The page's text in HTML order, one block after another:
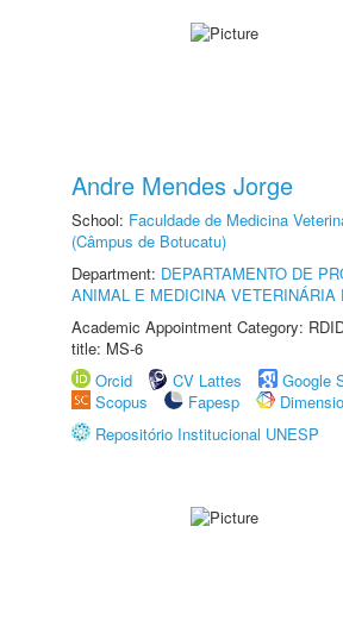
Andre Mendes Jorge
School: Faculdade de Medicina
(Câmpus de Botucatu)
Department: DEPARTAMENTO DE
ANIMAL E MEDICINA VETERINÁRIA
Academic Appointment Category:
title: MS-6
Orcid
CV Lattes
Google
Scopus
Fapesp
Repositório Institucional UNESP